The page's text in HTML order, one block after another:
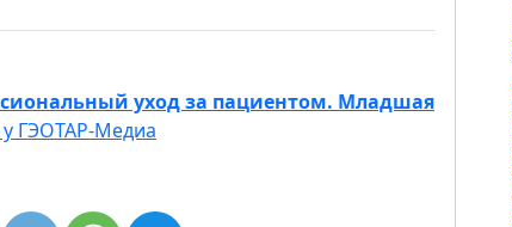
уход за пациентом. Младшая
у ГЭОТАР-Медиа